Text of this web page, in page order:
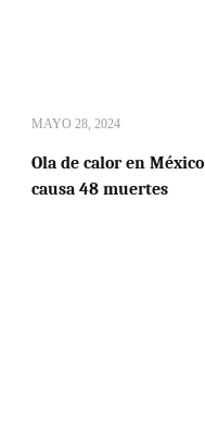
MAYO 28, 2024
Ola de calor en México
causa 48 muertes